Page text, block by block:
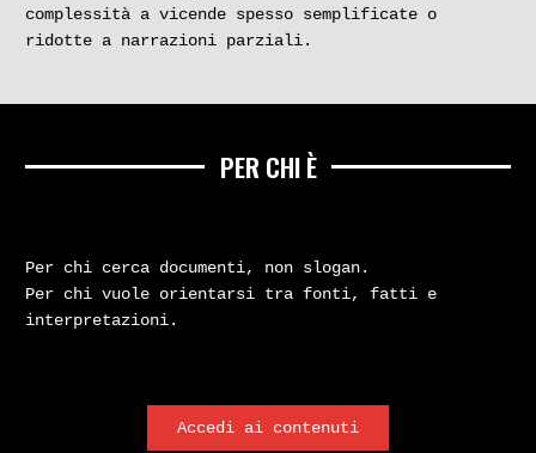
Mino Pecorelli e Federico
Umberto D’Amato. Un rapporto
nei documenti
Tommaso Minotti
complessità a vicende spesso semplificate o
ridotte a narrazioni parziali.
PER CHI È
Per chi cerca documenti, non slogan.
Per chi vuole orientarsi tra fonti, fatti e
interpretazioni.
Accedi ai contenuti